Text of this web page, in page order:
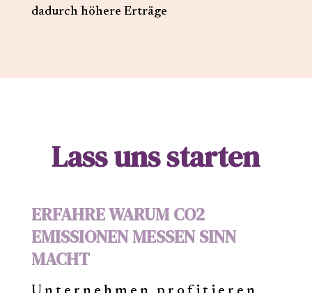
dadurch höhere Erträge
Lass uns starten
ERFAHRE WARUM CO2
EMISSIONEN MESSEN SINN
MACHT